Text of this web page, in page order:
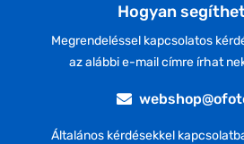
Hogyan
Megrendeléssel kapcsolatos
az alábbi e-mail címre írhat
Általános kérdésekkel